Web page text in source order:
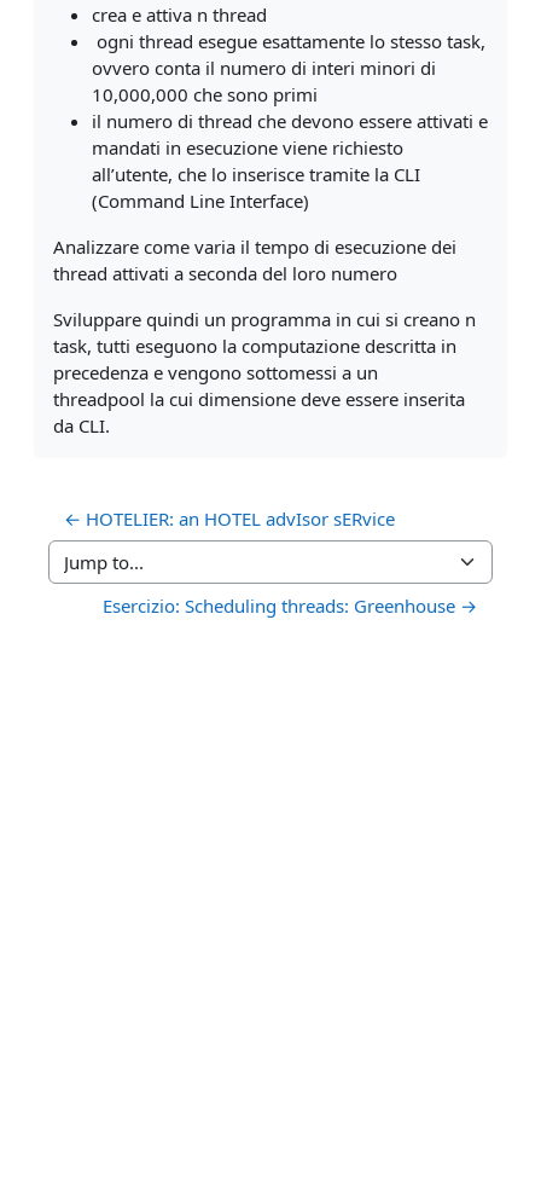
crea e attiva n thread
ogni thread esegue esattamente lo stesso task,
ovvero conta il numero di interi minori di
10,000,000 che sono primi
il numero di thread che devono essere attivati e
mandati in esecuzione viene richiesto
all’utente, che lo inserisce tramite la CLI
(Command Line Interface)
Analizzare come varia il tempo di esecuzione dei
thread attivati a seconda del loro numero
Sviluppare quindi un programma in cui si creano n
task, tutti eseguono la computazione descritta in
precedenza e vengono sottomessi a un
threadpool la cui dimensione deve essere inserita
da CLI.
← HOTELIER: an HOTEL advIsor sERvice
Jump to...
Esercizio: Scheduling threads: Greenhouse →